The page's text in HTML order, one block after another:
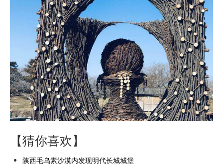
【猜你喜欢】
陕西毛乌素沙漠内发现明代长城城堡